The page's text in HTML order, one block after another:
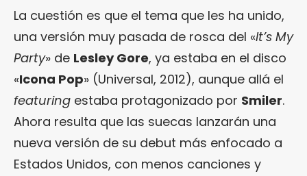
La cuestión es que el tema que les ha unido,
una versión muy pasada de rosca del «It’s My
Party» de Lesley Gore, ya estaba en el disco
«Icona Pop» (Universal, 2012), aunque allá el
featuring estaba protagonizado por Smiler.
Ahora resulta que las suecas lanzarán una
nueva versión de su debut más enfocado a
Estados Unidos, con menos canciones y